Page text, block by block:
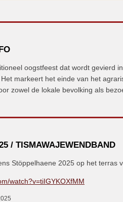
oogstfeest dat wordt gevierd
markeert het einde van het
zowel de lokale bevolking als
/ TISMAWAJEWENDBAND
Stöppelhaene 2025 op het terras
watch?v=tiIGYKOXfMM